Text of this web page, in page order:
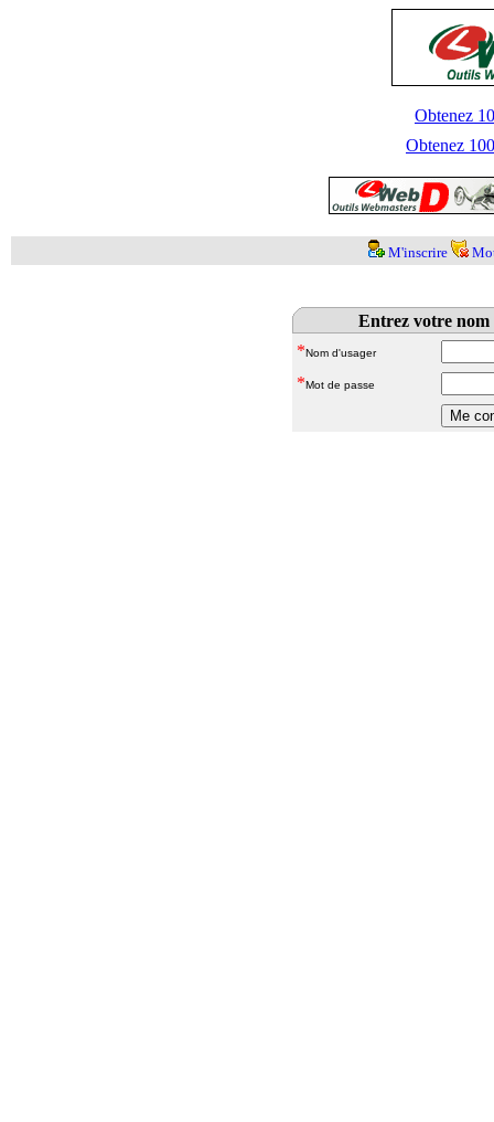
Obtenez
Obtenez
M'inscrire
Entrez votre nom
*Nom d'usager
*Mot de passe